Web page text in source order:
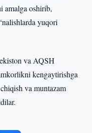
amalga oshirib,
yuqori
va AQSH
kengaytirishga
va muntazam